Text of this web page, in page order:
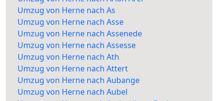
Umzug von Herne nach As
Umzug von Herne nach Asse
Umzug von Herne nach Assenede
Umzug von Herne nach Assesse
Umzug von Herne nach Ath
Umzug von Herne nach Attert
Umzug von Herne nach Aubange
Umzug von Herne nach Aubel